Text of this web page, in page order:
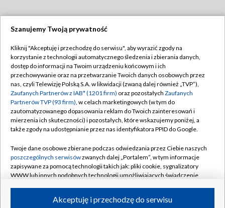
TVP
Abonament TVP
Emisja w TVP
Centrum informacji TVP
Naziemna Telewizja Cyfrowa
Rada Programowa
System NOS
Informacje o nadawcy
Program dla prasy
Regulamin TVP
Polityka prywatności
Moje zgody
Pomoc
Kontakt
Kanały
Szanujemy Twoją prywatność
Kliknij "Akceptuję i przechodzę do serwisu", aby wyrazić zgody na
korzystanie z technologii automatycznego śledzenia i zbierania danych,
dostęp do informacji na Twoim urządzeniu końcowym i ich
przechowywanie oraz na przetwarzanie Twoich danych osobowych przez
nas, czyli Telewizję Polską S.A. w likwidacji (zwaną dalej również „TVP”),
Zaufanych Partnerów z IAB* (1201 firm) oraz pozostałych Zaufanych
Partnerów TVP (93 firm), w celach marketingowych (w tym do
zautomatyzowanego dopasowania reklam do Twoich zainteresowań i
mierzenia ich skuteczności) i pozostałych, które wskazujemy poniżej, a
także zgody na udostępnianie przez nas identyfikatora PPID do Google.
Twoje dane osobowe zbierane podczas odwiedzania przez Ciebie naszych
poszczególnych serwisówzwanych dalej „Portalem”, w tym informacje
zapisywane za pomocą technologii takich jak: pliki cookie, sygnalizatory
WWW lub innych podobnych technologii umożliwiających świadczenie
ruchu w Internecie.Akceptuję i przechodzę do serwisu